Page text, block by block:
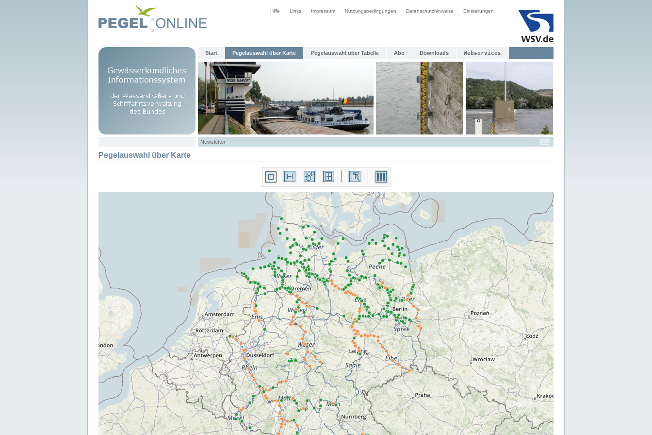
Hilfe Links Impressum Nutzungsbedingungen Datenschutzhinweise Einstellungen
Start Pegelauswahl über Karte Pegelauswahl über Tabelle Abo Downloads Webservices
Newsletter
Pegelauswahl über Karte